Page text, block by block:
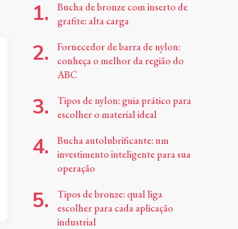
Bucha de bronze com inserto de
grafite: alta carga
Fornecedor de barra de nylon:
conheça o melhor da região do
ABC
Tipos de nylon: guia prático para
escolher o material ideal
Bucha autolubrificante: um
investimento inteligente para sua
operação
Tipos de bronze: qual liga
escolher para cada aplicação
industrial